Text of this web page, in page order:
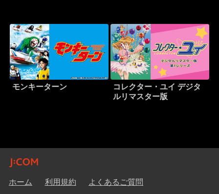
モンキーターン
コレクター・ユイ デジタ
ルリマスター版
ホーム 利用規約 よくあるご質問